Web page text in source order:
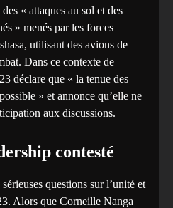
« attaques au sol et des
» menés par les forces
utilisant des avions de
Dans ce contexte de
déclare que « la tenue des
» et annonce qu’elle ne
aux discussions.
contesté
questions sur l’unité et
Alors que Corneille Nanga